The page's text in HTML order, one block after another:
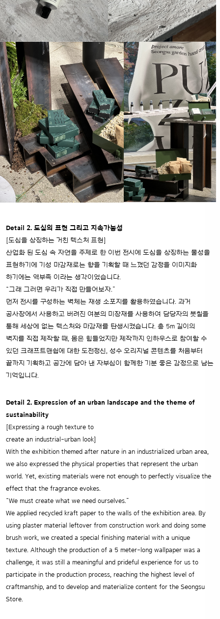
Detail 2. 도심의 표현 그리고 지속가능성
[도심을 상징하는 거친 텍스처 표현]
산업화 된 도심 속 자연을 주제로 한 이번 전시에 도심을 상징하는 물성을
표현하기에 기성 마감재로는 향을 기획할 때 느꼈던 감정을 이미지화
하기에는 역부족 이라는 생각이었습니다.
“그래 그러면 우리가 직접 만들어보자.”
먼저 전시를 구성하는 벽체는 재생 소포지를 활용하였습니다. 과거
공사장에서 사용하고 버려진 여분의 미장재를 사용하여 담당자의 붓칠을
통해 세상에 없는 텍스처와 마감재를 탄생시켰습니다. 총 5m 길이의
벽지를 직접 제작할 때, 몸은 힘들었지만 제작까지 인하우스로 참여할 수
있던 크래프트맨쉽에 대한 도전정신, 성수 오리지널 콘텐츠를 처음부터
끝까지 기획하고 공간에 담아 낸 자부심이 함께한 기분 좋은 감정으로 남는
기억입니다.
Detail 2. Expression of an urban landscape and the theme of
sustainability
[Expressing a rough texture to
create an industrial-urban look]
With the exhibition themed after nature in an industrialized urban area,
we also expressed the physical properties that represent the urban
world. Yet, existing materials were not enough to perfectly visualize the
effect that the fragrance evokes.
“We must create what we need ourselves.”
We applied recycled kraft paper to the walls of the exhibition area. By
using plaster material leftover from construction work and doing some
brush work, we created a special finishing material with a unique
texture. Although the production of a 5 meter-long wallpaper was a
challenge, it was still a meaningful and prideful experience for us to
participate in the production process, reaching the highest level of
craftmanship, and to develop and materialize content for the Seongsu
Store.